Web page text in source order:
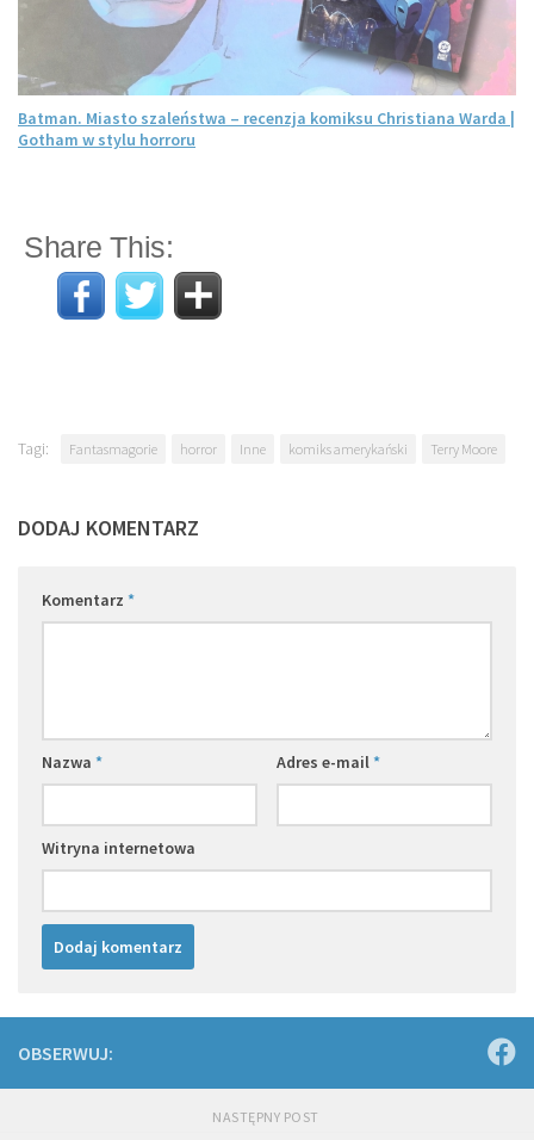
Batman. Miasto szaleństwa – recenzja komiksu Christiana Warda |
Gotham w stylu horroru
Share This:
Tagi: Fantasmagorie horror Inne komiks amerykański Terry Moore
DODAJ KOMENTARZ
Komentarz *
Nazwa * Adres e-mail*
Witryna internetowa
OBSERWUJ:
NASTĘPNY POST